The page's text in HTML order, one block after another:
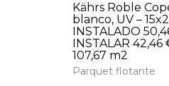
Kährs Roble
blanco, UV –
INSTALADO
INSTALAR 42,46
107,67 m2
Parquet flotante